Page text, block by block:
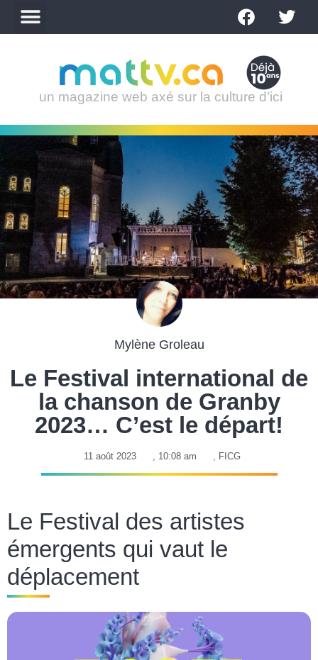
un magazine web axé sur la culture d’ici
Mylène Groleau
Le Festival international de
la chanson de Granby
2023… C’est le départ!
11 août 2023 , 10:08 am , FICG
Le Festival des artistes
émergents qui vaut le
déplacement